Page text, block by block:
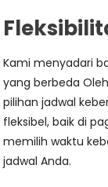
Kami menyadari
yang berbeda
pilihan jadwal
fleksibel, baik di
memilih waktu
jadwal Anda.